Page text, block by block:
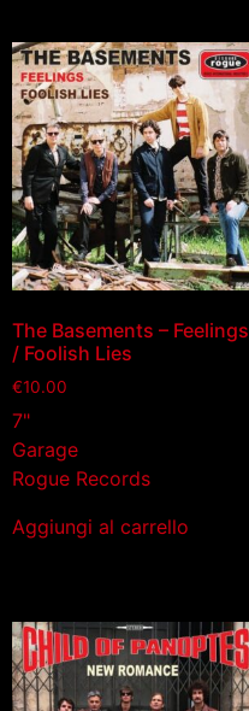
The Basements – Feelings
/ Foolish Lies
€10.00
7"
Garage
Rogue Records
Aggiungi al carrello